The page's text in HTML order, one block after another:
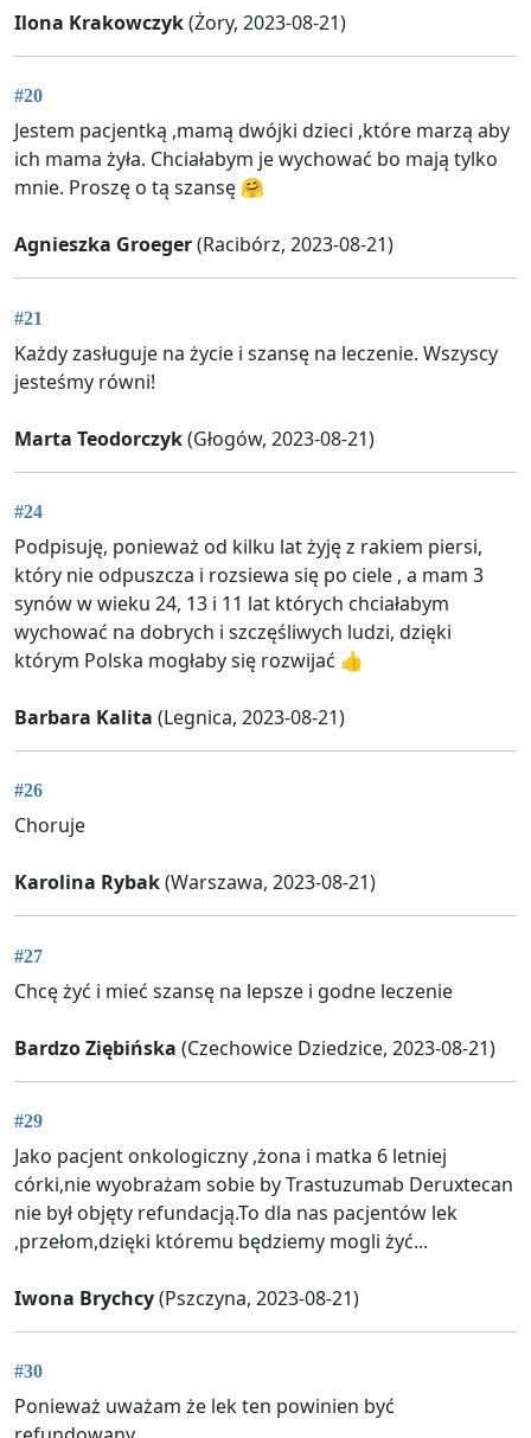
Ilona Krakowczyk(Żory, 2023-08-21)
#20
Jestem pacjentką ,mamą dwójki dzieci ,które marzą aby
ich mama żyła. Chciałabym je wychować bo mają tylko
mnie. Proszę o tą szansę 🤗
Agnieszka Groeger(Racibórz, 2023-08-21)
#21
Każdy zasługuje na życie i szansę na leczenie. Wszyscy
jesteśmy równi!
Marta Teodorczyk(Głogów, 2023-08-21)
#24
Podpisuję, ponieważ od kilku lat żyję z rakiem piersi,
który nie odpuszcza i rozsiewa się po ciele , a mam 3
synów w wieku 24, 13 i 11 lat których chciałabym
wychować na dobrych i szczęśliwych ludzi, dzięki
którym Polska mogłaby się rozwijać 👍
Barbara Kalita (Legnica, 2023-08-21)
#26
Choruje
Karolina Rybak(Warszawa, 2023-08-21)
#27
Chcę żyć i mieć szansę na lepsze i godne leczenie
Bardzo Ziębińska (Czechowice Dziedzice, 2023-08-21)
#29
Jako pacjent onkologiczny ,żona i matka 6 letniej
córki,nie wyobrażam sobie by Trastuzumab Deruxtecan
nie był objęty refundacją.To dla nas pacjentów lek
,przełom,dzięki któremu będziemy mogli żyć...
Iwona Brychcy(Pszczyna, 2023-08-21)
#30
Ponieważ uważam że lek ten powinien być